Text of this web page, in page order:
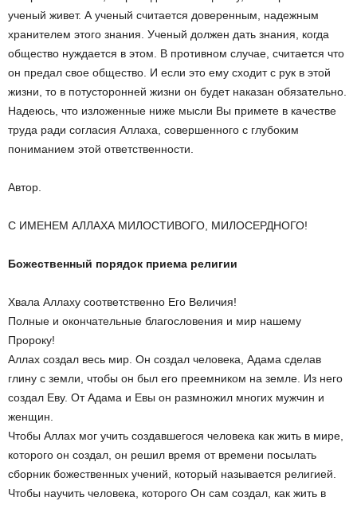
ученый живет. А ученый считается доверенным, надежным
хранителем этого знания. Ученый должен дать знания, когда
общество нуждается в этом. В противном случае, считается что
он предал свое общество. И если это ему сходит с рук в этой
жизни, то в потусторонней жизни он будет наказан обязательно.
Надеюсь, что изложенные ниже мысли Вы примете в качестве
труда ради согласия Аллаха, совершенного с глубоким
пониманием этой ответственности.
Автор.
С ИМЕНЕМ АЛЛАХА МИЛОСТИВОГО, МИЛОСЕРДНОГО!
Божественный порядок приема религии
Хвала Аллаху соответственно Его Величия!
Полные и окончательные благословения и мир нашему
Пророку!
Аллах создал весь мир. Он создал человека, Адама сделав
глину с земли, чтобы он был его преемником на земле. Из него
создал Еву. От Адама и Евы он размножил многих мужчин и
женщин.
Чтобы Аллах мог учить создавшегося человека как жить в мире,
которого он создал, он решил время от времени посылать
сборник божественных учений, который называется религией.
Чтобы научить человека, которого Он сам создал, как жить в